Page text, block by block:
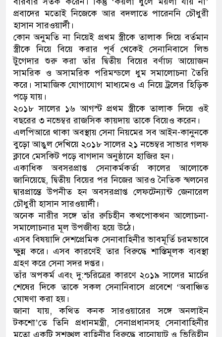
প্রবাদের মতোই নিজেকে আর বদলাতে পারেননি চৌধুরী
হাসান সারওয়ার্দী।
কোন অনুমতি না নিয়েই প্রথম স্ত্রীকে তালাক দিয়ে বর্তমান
স্ত্রীকে নিয়ে বিয়ে করার পূর্ব থেকেই সেনানিবাসে লিভ
টুগেদার শুরু করা তাঁর দ্বিতীয় বিয়ের বর্ণাঢ্য আয়োজন
সামরিক ও অসামরিক পরিমন্ডলে ধুম সমালোচনা তৈরি
করে। সামাজিক যোগাযোগ মাধ্যমেও এ নিয়ে ট্রলের হিড়িক
পড়ে যায়।
২০১৮ সালের ১৬ আগস্ট প্রথম স্ত্রীকে তালাক দিয়ে ওই
বছরের ৩ নভেম্বর রাজসিক কায়দায় তাকে বিয়েও করেন।
এলপিআরে থাকা অবস্থায় সেনা নিয়মের সব আইন-কানুনকে
বুড়ো আঙুল দেখিয়ে ২০১৮ সালের ২১ নভেম্বর সাভার গলফ
ক্লাবে মেসকিট পড়ে বাগদান অনুষ্ঠানে হাজির হন।
একাধিক অবসরপ্রাপ্ত সেনাকর্মকর্তা কালের আলোকে
জানিয়েছে, দ্বিতীয় বিয়ের পর নিজের আরও নৈতিক স্খলনের
দ্বারপ্রান্তে উপনীত হন অবসরপ্রাপ্ত লেফটেন্যান্ট জেনারেল
চৌধুরী হাসান সারওয়ার্দী।
অনেক নারীর সঙ্গে তাঁর রুচিহীন কথপোকথন আলোচনা-
সমালোচনার মূল উপজীব্য হয়ে উঠে।
এসব বিষয়াদি দেশপ্রেমিক সেনাবাহিনীর ভাবমূর্তি চরমভাবে
ক্ষুন্ন করে। এসব কারণেই তার বিরুদ্ধে শাস্তিমূলক ব্যবস্থা
গ্রহণ করে সেনা সদর দপ্তর।
তাঁর অপকর্ম এবং দু:শ্চরিত্রের কারণে ২০১৯ সালের মার্চের
শেষের দিকে তাকে সকল সেনানিবাসে প্রবেশে ‘অবাঞ্চিত
ঘোষণা করা হয়।
জানা যায়, কথিত কনক সারওয়ারের সঙ্গে অনলাইন
টকশো’তে তিনি প্রধানমন্ত্রী, সেনাপ্রধানসহ সেনাবাহিনীর
মতো একটি সুশৃঙ্খল বাহিনীর বিরুদ্ধে বানোয়াট ও ভিত্তিহীন